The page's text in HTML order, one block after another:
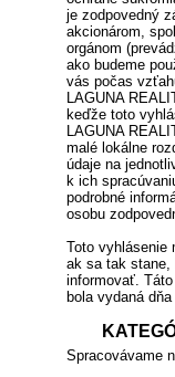
je zodpovedný
akcionárom,
orgánom
ako budeme
vás počas
LAGUNA
keďže toto
LAGUNA
malé lokálne
údaje na
k ich
podrobné
osobu
Toto vyhlásenie
ak sa tak stane,
informovať.
bola vydaná
Spracovávame